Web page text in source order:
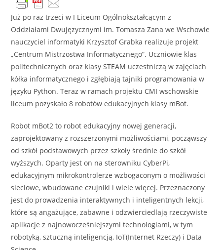
Już po raz trzeci w I Liceum Ogólnokształcącym z
Oddziałami Dwujęzycznymi im. Tomasza Zana we Wschowie
nauczyciel informatyki Krzysztof Grabka realizuje projekt
„Centrum Mistrzostwa Informatycznego”. Uczniowie klas
politechnicznych oraz klasy STEAM uczestniczą w zajęciach
kółka informatycznego i zgłębiają tajniki programowania w
języku Python. Teraz w ramach projektu CMI wschowskie
liceum pozyskało 8 robotów edukacyjnych klasy mBot.
Robot mBot2 to robot edukacyjny nowej generacji,
zaprojektowany z rozszerzonymi możliwościami, począwszy
od szkół podstawowych przez szkoły średnie do szkół
wyższych. Oparty jest on na sterowniku CyberPi,
edukacyjnym mikrokontrolerze wzbogaconym o możliwości
sieciowe, wbudowane czujniki i wiele więcej. Przeznaczony
jest do prowadzenia interaktywnych i inteligentnych lekcji,
które są angażujące, zabawne i odzwierciedlają rzeczywiste
aplikacje z najnowocześniejszymi technologiami, w tym
robotyką, sztuczną inteligencją, IoT(Internet Rzeczy) i Data